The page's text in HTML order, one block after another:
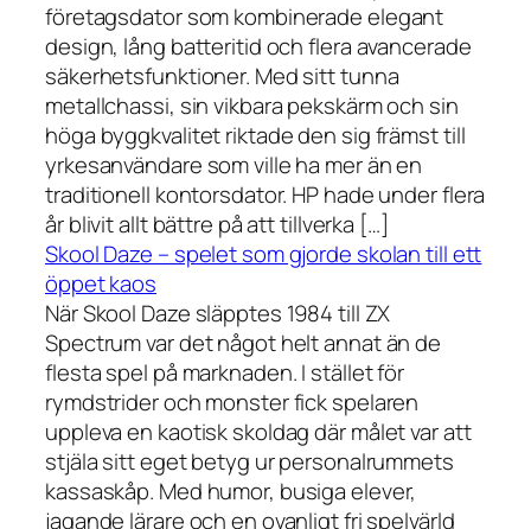
företagsdator som kombinerade elegant
design, lång batteritid och flera avancerade
säkerhetsfunktioner. Med sitt tunna
metallchassi, sin vikbara pekskärm och sin
höga byggkvalitet riktade den sig främst till
yrkesanvändare som ville ha mer än en
traditionell kontorsdator. HP hade under flera
år blivit allt bättre på att tillverka […]
Skool Daze – spelet som gjorde skolan till ett
öppet kaos
När Skool Daze släpptes 1984 till ZX
Spectrum var det något helt annat än de
flesta spel på marknaden. I stället för
rymdstrider och monster fick spelaren
uppleva en kaotisk skoldag där målet var att
stjäla sitt eget betyg ur personalrummets
kassaskåp. Med humor, busiga elever,
jagande lärare och en ovanligt fri spelvärld